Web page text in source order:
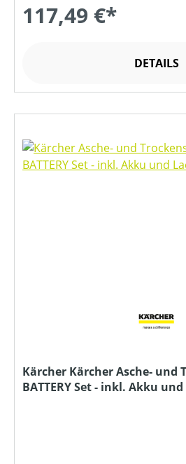
117,49 €*
DETAILS
Kärcher Kärcher Asche- und
BATTERY Set - inkl. Akku